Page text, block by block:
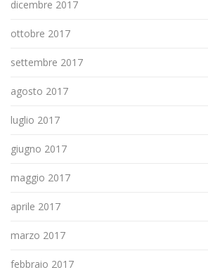
dicembre 2017
ottobre 2017
settembre 2017
agosto 2017
luglio 2017
giugno 2017
maggio 2017
aprile 2017
marzo 2017
febbraio 2017